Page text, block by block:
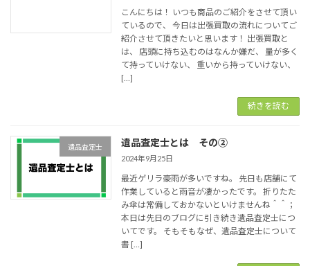
こんにちは！ いつも商品のご紹介をさせて頂い
ているので、 今日は出張買取の流れについてご
紹介させて頂きたいと思います！ 出張買取と
は、 店頭に持ち込むのはなんか嫌だ、 量が多く
て持っていけない、 重いから持っていけない、
[…]
続きを読む
遺品査定士 遺品査定士とは その②
2024年9月25日
最近ゲリラ豪雨が多いですね。 先日も店舗にて
作業していると雨音が凄かったです。 折りたた
み傘は常備しておかないといけませんね＾＾；
本日は先日のブログに引き続き遺品査定士につ
いてです。 そもそもなぜ、遺品査定士について
書 […]